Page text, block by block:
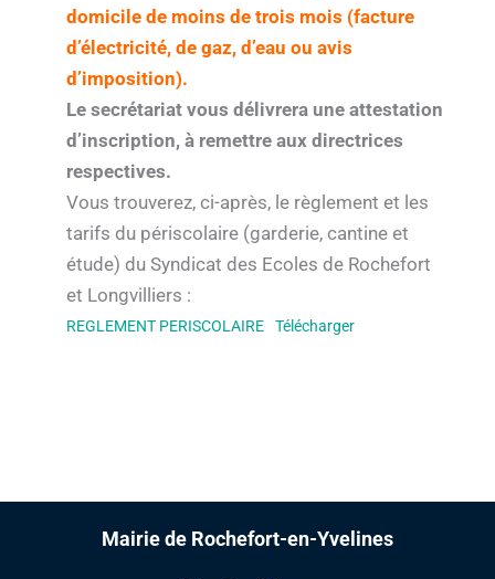
domicile de moins de trois mois (facture
d’électricité, de gaz, d’eau ou avis
d’imposition).
Le secrétariat vous délivrera une attestation
d’inscription, à remettre aux directrices
respectives.
Vous trouverez, ci-après, le règlement et les
tarifs du périscolaire (garderie, cantine et
étude) du Syndicat des Ecoles de Rochefort
et Longvilliers :
REGLEMENT PERISCOLAIRE Télécharger
Mairie de Rochefort-en-Yvelines